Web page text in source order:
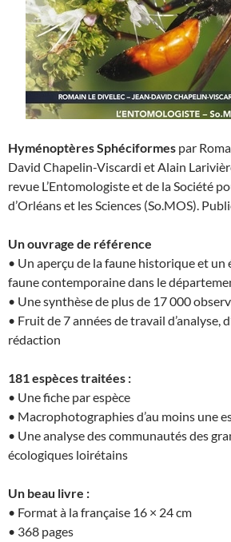
Hyménoptères Sphéciformes par
David Chapelin-Viscardi et Alain
revue L’Entomologiste et de la Société
d’Orléans et les Sciences (So.MOS).
Un ouvrage de référence
• Un aperçu de la faune historique et un
faune contemporaine dans le
• Une synthèse de plus de 17 000
• Fruit de 7 années de travail d’analyse,
rédaction
181 espèces traitées :
• Une fiche par espèce
• Macrophotographies d’au moins une
• Une analyse des communautés des
écologiques loirétains
Un beau livre :
• Format à la française 16 × 24 cm
• 368 pages